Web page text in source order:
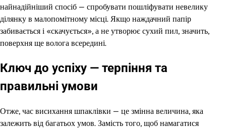
найнадійніший спосіб — спробувати пошліфувати невелику
ділянку в малопомітному місці. Якщо наждачний папір
забивається і «скачується», а не утворює сухий пил, значить,
поверхня ще волога всередині.
Ключ до успіху — терпіння та
правильні умови
Отже, час висихання шпаклівки — це змінна величина, яка
залежить від багатьох умов. Замість того, щоб намагатися